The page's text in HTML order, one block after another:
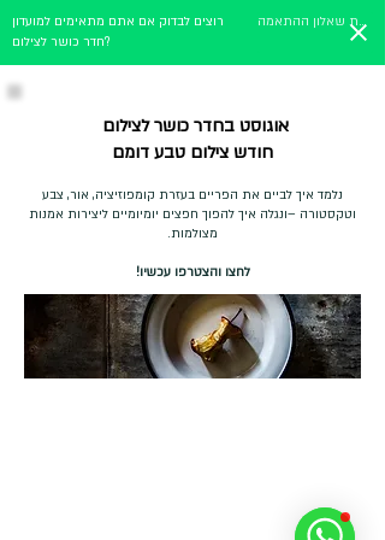
רוצים לבדוק אם אתם מתאימים למועדון
חדר כושר לצילום?
מלאו את שאלון ההתאמה
אוגוסט בחדר כושר לצילום
חודש צילום טבע דומם
נלמד איך לביים את הפריים בעזרת קומפוזיציה, אור, צבע
וטקסטורה –ונגלה איך להפוך חפצים יומיומיים ליצירות אמנות
מצולמות.
לחצו והצטרפו עכשיו!